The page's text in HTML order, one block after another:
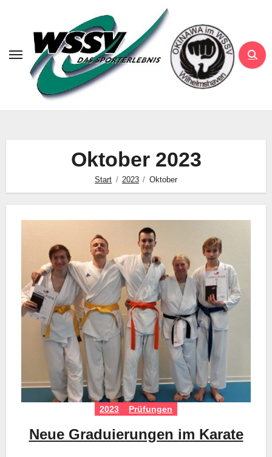
springen
Oktober 2023
Start 2023 Oktober
2023 Prüfungen
Neue Graduierungen im Karate